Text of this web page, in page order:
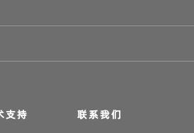
支持
联系我们